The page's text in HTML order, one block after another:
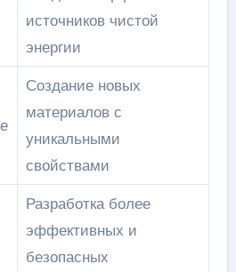
источников чистой
энергии
Создание новых
материалов с
уникальными
свойствами
Разработка более
эффективных и
безопасных